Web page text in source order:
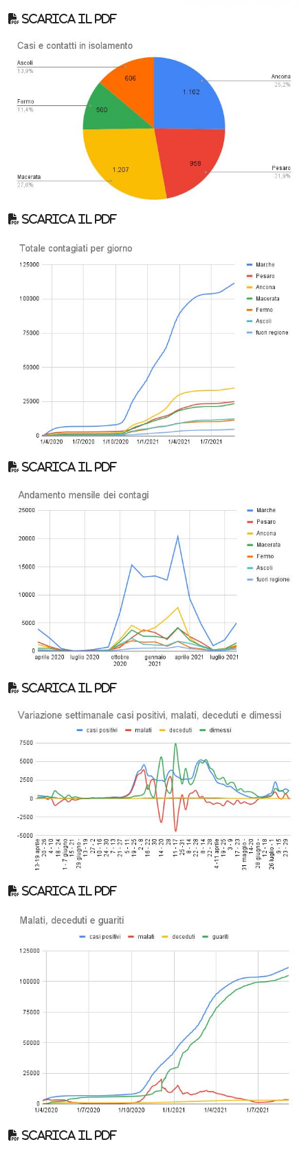
Scarica il pdf
Scarica il pdf
Scarica il pdf
Scarica il pdf
Scarica il pdf
Scarica il pdf